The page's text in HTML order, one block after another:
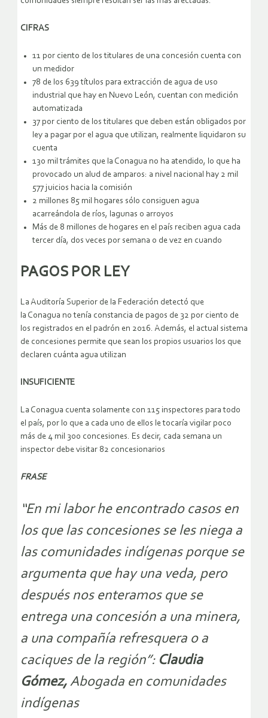
CIFRAS
11 por ciento de los titulares de una concesión cuenta con
un medidor
78 de los 639 títulos para extracción de agua de uso
industrial que hay en Nuevo León, cuentan con medición
automatizada
37 por ciento de los titulares que deben están obligados por
ley a pagar por el agua que utilizan, realmente liquidaron su
cuenta
130 mil trámites que la Conagua no ha atendido, lo que ha
provocado un alud de amparos: a nivel nacional hay 2 mil
577 juicios hacia la comisión
2 millones 85 mil hogares sólo consiguen agua
acarreándola de ríos, lagunas o arroyos
Más de 8 millones de hogares en el país reciben agua cada
tercer día, dos veces por semana o de vez en cuando
PAGOS POR LEY
La Auditoría Superior de la Federación detectó que
la Conagua no tenía constancia de pagos de 32 por ciento de
los registrados en el padrón en 2016. Además, el actual sistema
de concesiones permite que sean los propios usuarios los que
declaren cuánta agua utilizan
INSUFICIENTE
La Conagua cuenta solamente con 115 inspectores para todo
el país, por lo que a cada uno de ellos le tocaría vigilar poco
más de 4 mil 300 concesiones. Es decir, cada semana un
inspector debe visitar 82 concesionarios
FRASE
“En mi labor he encontrado casos en
los que las concesiones se les niega a
las comunidades indígenas porque se
argumenta que hay una veda, pero
después nos enteramos que se
entrega una concesión a una minera,
a una compañía refresquera o a
caciques de la región”: Claudia
Gómez, Abogada en comunidades
indígenas